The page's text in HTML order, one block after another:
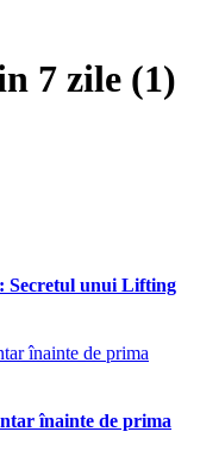
7 zile (1)
Secretul unui Lifting
înainte de prima